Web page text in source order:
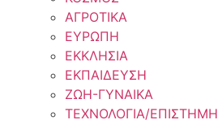
ΑΓΡΟΤΙΚΑ
ΕΥΡΩΠΗ
ΕΚΚΛΗΣΙΑ
ΕΚΠΑΙΔΕΥΣΗ
ΖΩΗ-ΓΥΝΑΙΚΑ
ΤΕΧΝΟΛΟΓΙΑ/ΕΠΙΣΤΗΜΗ